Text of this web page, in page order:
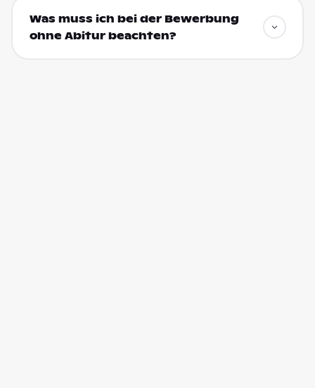
Was muss ich bei der Bewerbung
ohne Abitur beachten?